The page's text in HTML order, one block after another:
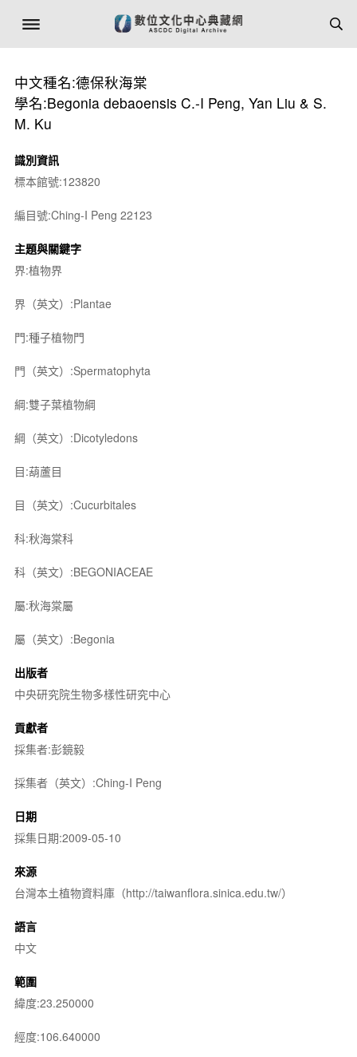
中文種名:德保秋海棠
學名:Begonia debaoensis C.-I Peng, Yan Liu & S.
M. Ku
識別資訊
標本館號:123820
編目號:Ching-I Peng 22123
主題與關鍵字
界:植物界
界（英文）:Plantae
門:種子植物門
門（英文）:Spermatophyta
綱:雙子葉植物綱
綱（英文）:Dicotyledons
目:葫蘆目
目（英文）:Cucurbitales
科:秋海棠科
科（英文）:BEGONIACEAE
屬:秋海棠屬
屬（英文）:Begonia
出版者
中央研究院生物多樣性研究中心
貢獻者
採集者:彭鏡毅
採集者（英文）:Ching-I Peng
日期
採集日期:2009-05-10
來源
台灣本土植物資料庫（http://taiwanflora.sinica.edu.tw/）
語言
中文
範圍
緯度:23.250000
經度:106.640000